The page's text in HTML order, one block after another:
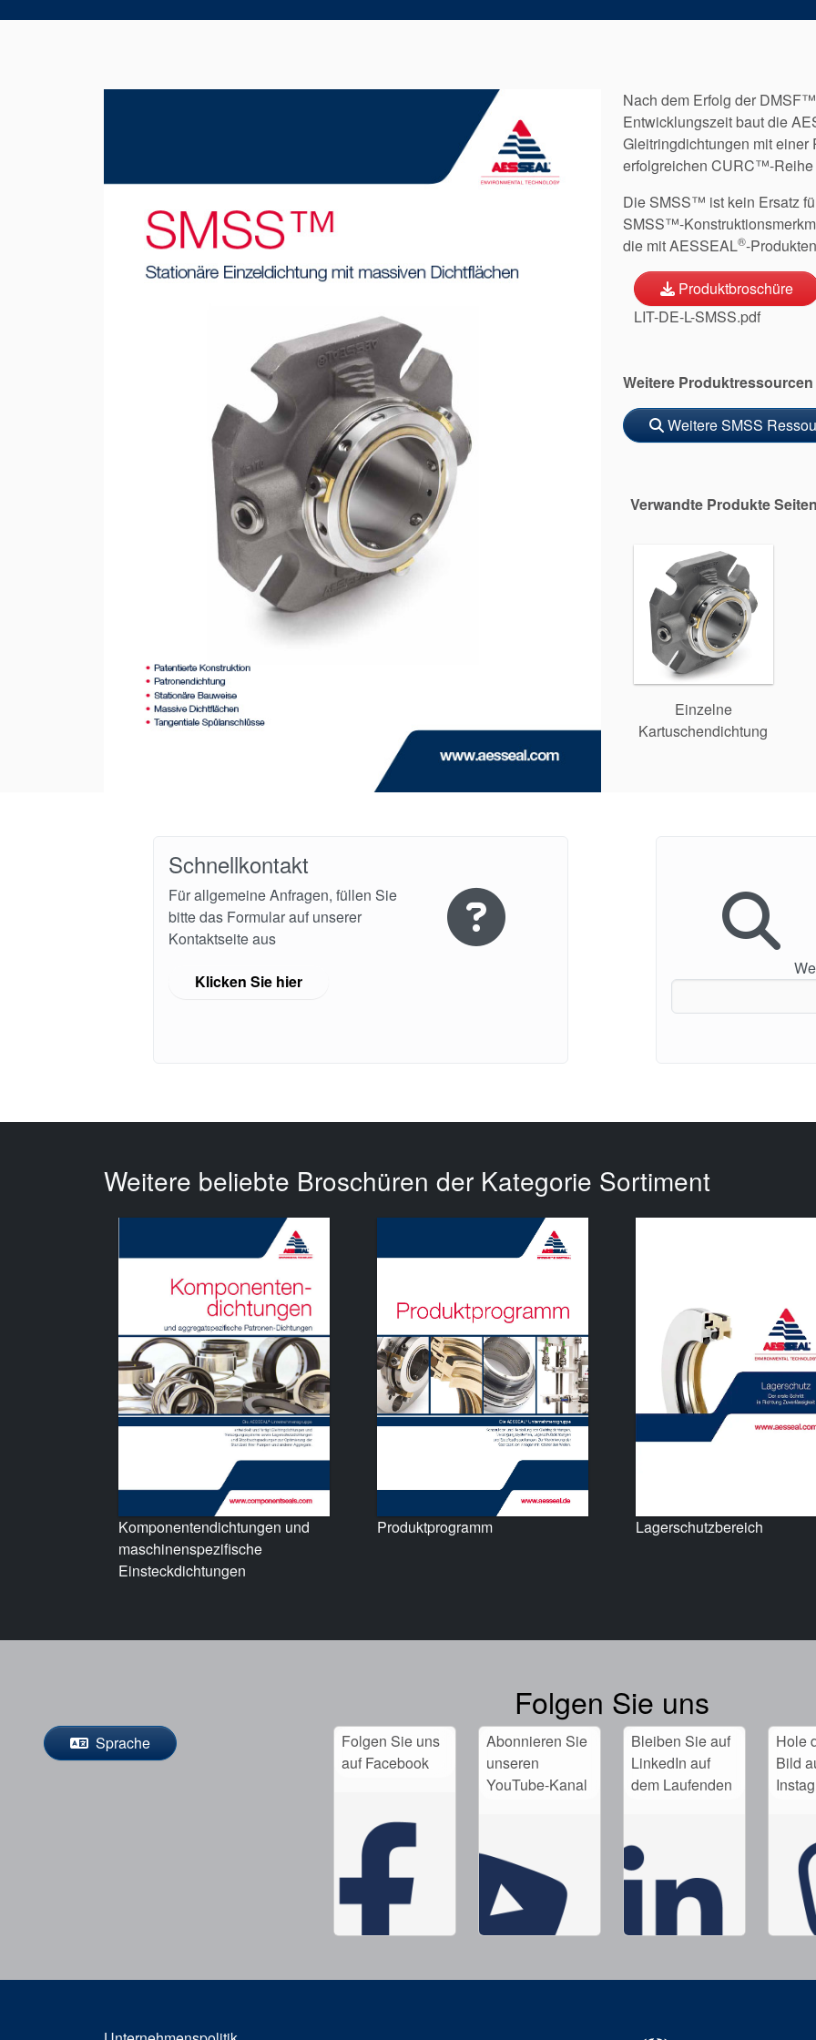
Nach dem Erfolg der
Entwicklungszeit baut die
Gleitringdichtungen mit
erfolgreichen CURC™-Reihe
Die SMSS™ ist kein Ersatz
SMSS™-
die mit AESSEAL®-
Produktbroschüre
LIT-DE-L-SMSS.pdf
Weitere
Weitere SMSS
Verwandte Produkte Seiten
Einzelne
Kartuschendichtung
Schnellkontakt
Für allgemeine Anfragen, füllen Sie
bitte das Formular auf unserer
Kontaktseite aus
Klicken Sie hier
Weitere beliebte Broschüren der Kategorie Sortiment
Komponentendichtungen und
maschinenspezifische
Einsteckdichtungen
Produktprogramm Lagerschutzbereich
Folgen Sie uns
Sprache
Folgen Sie uns
auf Facebook
Abonnieren Sie
unseren
YouTube-Kanal
Bleiben Sie auf
LinkedIn auf
dem Laufenden
Hole
Bild